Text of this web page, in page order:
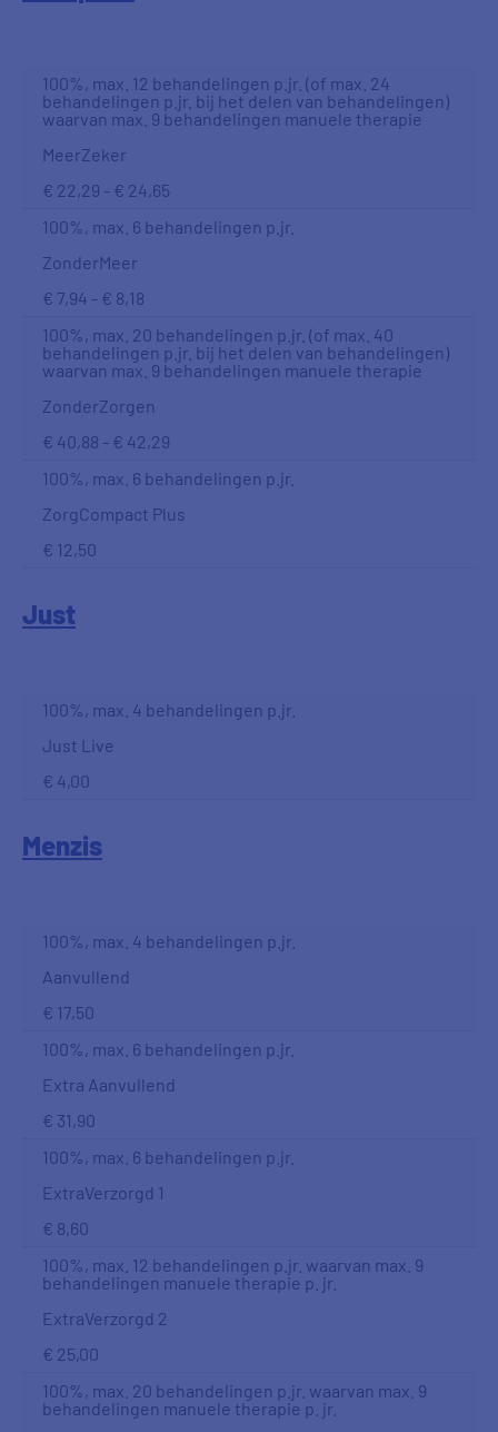
100%, max. 12 behandelingen p.jr. (of max. 24
behandelingen p.jr. bij het delen van behandelingen)
waarvan max. 9 behandelingen manuele therapie
MeerZeker
€ 22,29 - € 24,65
100%, max. 6 behandelingen p.jr.
ZonderMeer
€ 7,94 - € 8,18
100%, max. 20 behandelingen p.jr. (of max. 40
behandelingen p.jr. bij het delen van behandelingen)
waarvan max. 9 behandelingen manuele therapie
ZonderZorgen
€ 40,88 - € 42,29
100%, max. 6 behandelingen p.jr.
ZorgCompact Plus
€ 12,50
Just
100%, max. 4 behandelingen p.jr.
Just Live
€ 4,00
Menzis
100%, max. 4 behandelingen p.jr.
Aanvullend
€ 17,50
100%, max. 6 behandelingen p.jr.
Extra Aanvullend
€ 31,90
100%, max. 6 behandelingen p.jr.
ExtraVerzorgd 1
€ 8,60
100%, max. 12 behandelingen p.jr. waarvan max. 9
behandelingen manuele therapie p. jr.
ExtraVerzorgd 2
€ 25,00
100%, max. 20 behandelingen p.jr. waarvan max. 9
behandelingen manuele therapie p. jr.